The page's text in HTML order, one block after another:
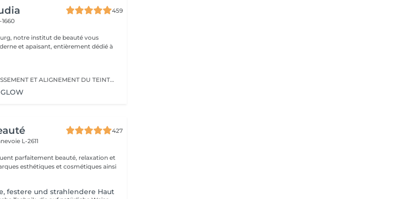
459
notre institut de beauté vous
et apaisant, entièrement dédié à
PROGRAMME DE RAJEUNISSEMENT ET ALIGNEMENT DU TEINT DE LA PEAU
427
L-2611
parfaitement beauté, relaxation et
festere und strahlendere Haut